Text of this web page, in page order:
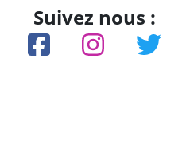
Suivez nous :